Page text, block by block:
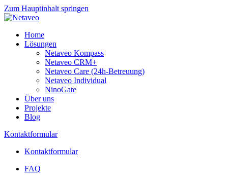
Zum Hauptinhalt springen
Home
Lösungen
Netaveo Kompass
Netaveo CRM+
Netaveo Care (24h-Betreuung)
Netaveo Individual
NinoGate
Über uns
Projekte
Blog
Kontaktformular
Kontaktformular
FAQ